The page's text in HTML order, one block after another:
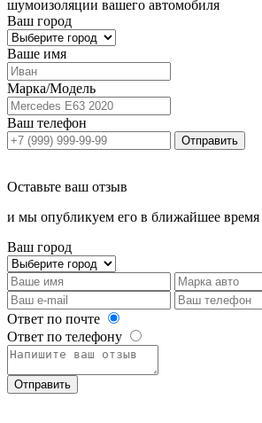
шумоизоляции вашего автомобиля
Ваш город
Ваше имя
Марка/Модель
Ваш телефон
Отправить
Оставьте ваш отзыв
и мы опубликуем его в ближайшее время
Ваш город
Ответ по почте
Ответ по телефону
Отправить